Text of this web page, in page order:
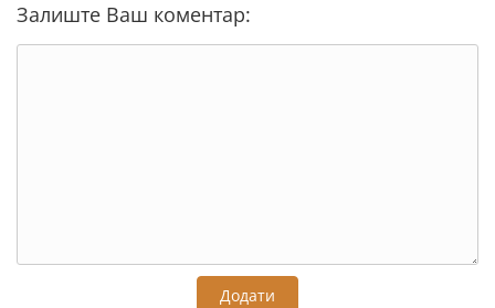
Залиште Ваш коментар:
Додати